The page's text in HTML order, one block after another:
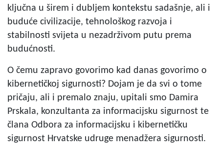
ključna u širem i dubljem kontekstu sadašnje, ali i
buduće civilizacije, tehnološkog razvoja i
stabilnosti svijeta u nezadrživom putu prema
budućnosti.
O čemu zapravo govorimo kad danas govorimo o
kibernetičkoj sigurnosti? Dojam je da svi o tome
pričaju, ali i premalo znaju, upitali smo Damira
Prskala, konzultanta za informacijsku sigurnost te
člana Odbora za informacijsku i kibernetičku
sigurnost Hrvatske udruge menadžera sigurnosti.